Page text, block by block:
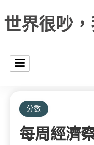
世界很吵
分數
每周經濟